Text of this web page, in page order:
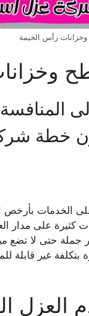
رأس الخيمة
خطة
الخدمات بأرخص
على مدار
جملة حتى لا تضع
غير قابلة
العزل